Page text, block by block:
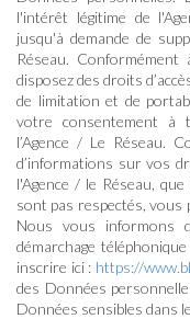
l'intérêt légitime de
jusqu'à demande de
Réseau.
disposez des droits
de limitation et de
votre consentement à
l’Agence / Le Réseau.
d’informations sur vos
l'Agence / le Réseau,
sont pas respectés, vous
Nous vous informons
démarchage
inscrire ici : https://
des Données
Données sensibles dans